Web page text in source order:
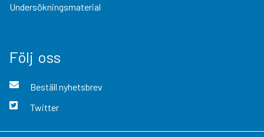
Undersökningsmaterial
Följ oss
Beställ nyhetsbrev
Twitter